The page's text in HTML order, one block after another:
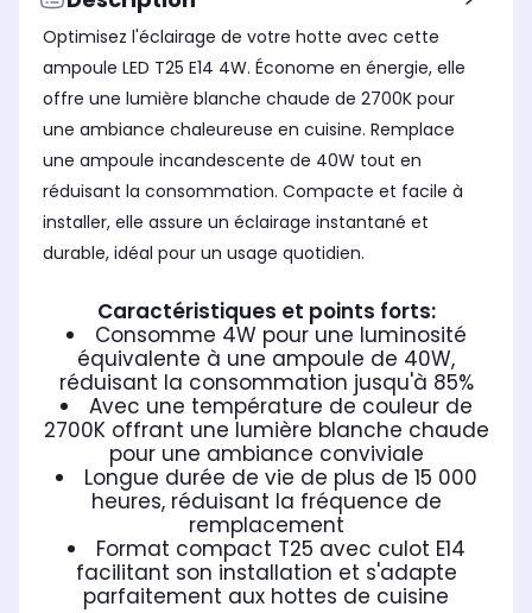
Optimisez l'éclairage de votre hotte avec cette
ampoule LED T25 E14 4W. Économe en énergie, elle
offre une lumière blanche chaude de 2700K pour
une ambiance chaleureuse en cuisine. Remplace
une ampoule incandescente de 40W tout en
réduisant la consommation. Compacte et facile à
installer, elle assure un éclairage instantané et
durable, idéal pour un usage quotidien.
Caractéristiques et points forts:
Consomme 4W pour une luminosité
équivalente à une ampoule de 40W,
réduisant la consommation jusqu'à 85%
Avec une température de couleur de
2700K offrant une lumière blanche chaude
pour une ambiance conviviale
Longue durée de vie de plus de 15 000
heures, réduisant la fréquence de
remplacement
Format compact T25 avec culot E14
facilitant son installation et s'adapte
parfaitement aux hottes de cuisine